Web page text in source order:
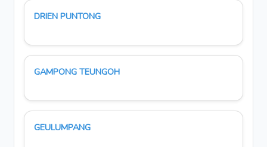
DRIEN PUNTONG
GAMPONG TEUNGOH
GEULUMPANG